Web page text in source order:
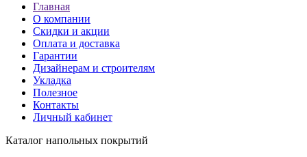
Главная
О компании
Скидки и акции
Оплата и доставка
Гарантии
Дизайнерам и строителям
Укладка
Полезное
Контакты
Личный кабинет
Каталог напольных покрытий